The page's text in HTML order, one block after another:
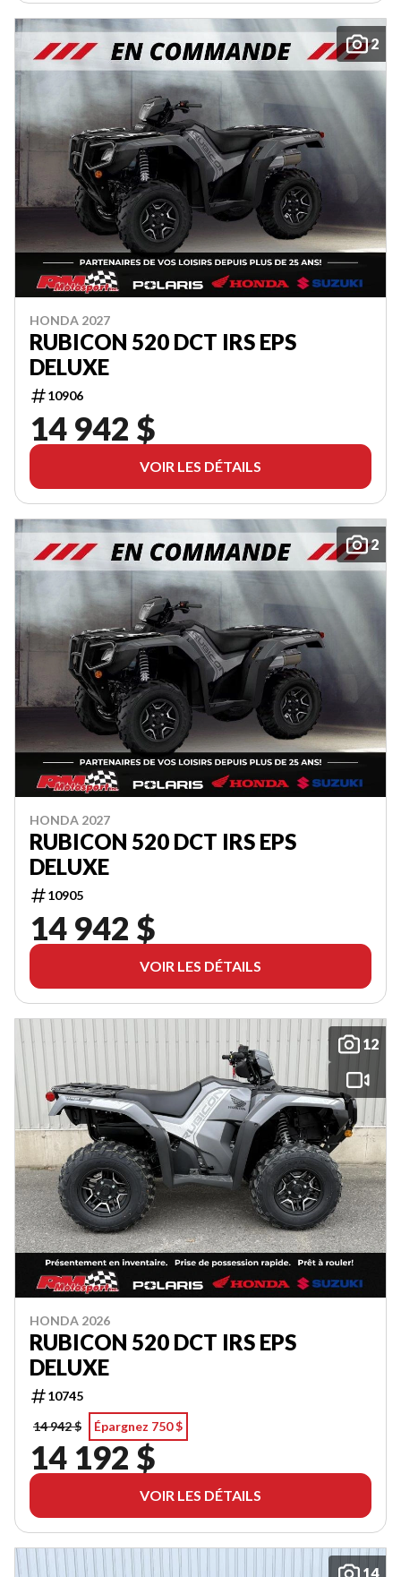
2
HONDA 2027
RUBICON 520 DCT IRS EPS
DELUXE
10906
14 942 $
VOIR LES DÉTAILS
2
HONDA 2027
RUBICON 520 DCT IRS EPS
DELUXE
10905
14 942 $
VOIR LES DÉTAILS
12
HONDA 2026
RUBICON 520 DCT IRS EPS
DELUXE
10745
14 942 $
Épargnez 750 $
14 192 $
VOIR LES DÉTAILS
14